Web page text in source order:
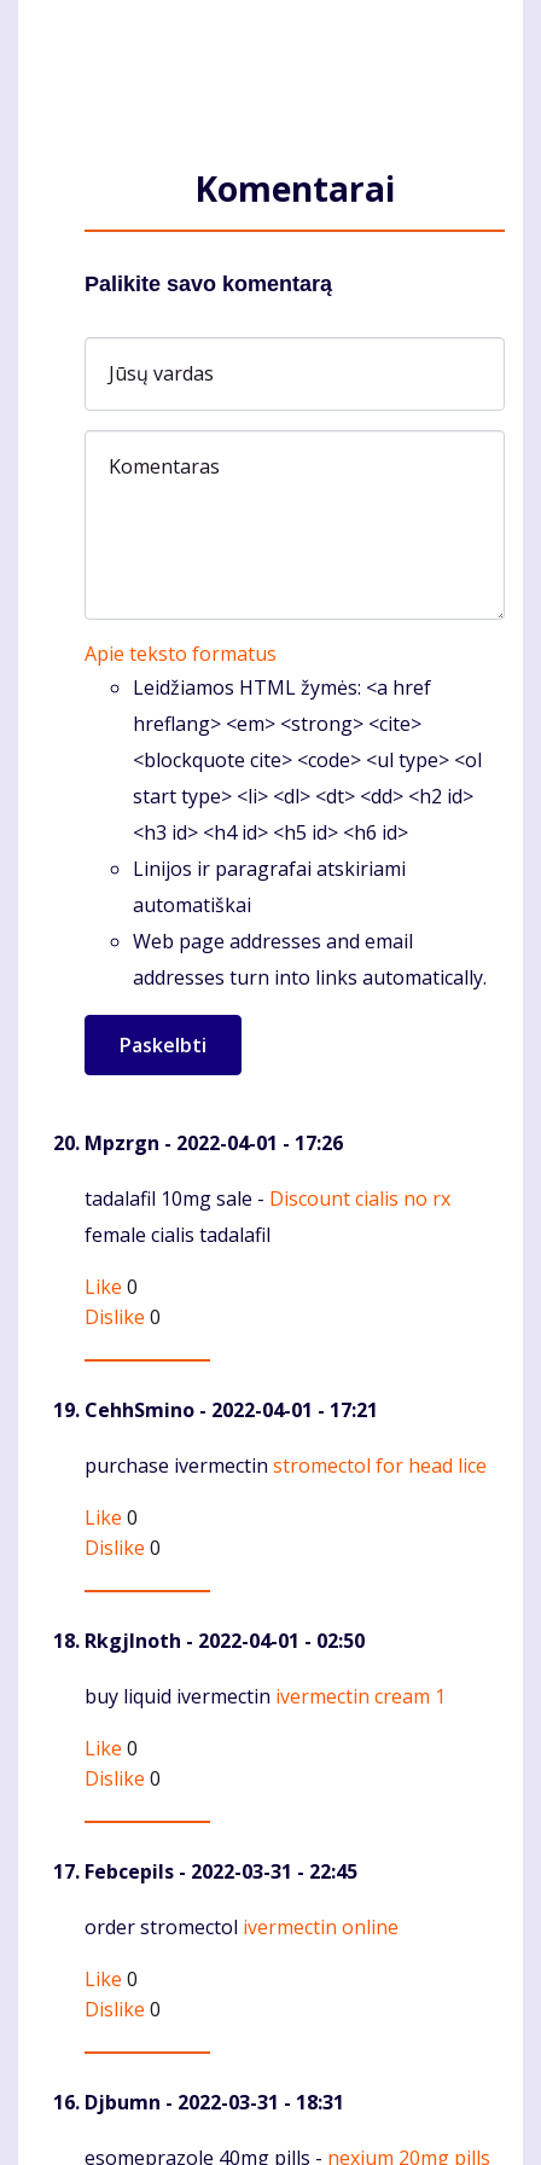
Komentarai
Palikite savo komentarą
Jūsų vardas
Komentaras
Apie teksto formatus
Leidžiamos HTML žymės: <a href
hreflang> <em> <strong> <cite>
<blockquote cite> <code> <ul type> <ol
start type> <li> <dl> <dt> <dd> <h2 id>
<h3 id> <h4 id> <h5 id> <h6 id>
Linijos ir paragrafai atskiriami
automatiškai
Web page addresses and email
addresses turn into links automatically.
Mpzrgn - 2022-04-01 - 17:26
Komentaras
tadalafil 10mg sale - Discount cialis no rx
female cialis tadalafil
Like 0
Dislike 0
CehhSmino - 2022-04-01 - 17:21
Komentaras
purchase ivermectin stromectol for head lice
Like 0
Dislike 0
RkgjInoth - 2022-04-01 - 02:50
Komentaras
buy liquid ivermectin ivermectin cream 1
Like 0
Dislike 0
Febcepils - 2022-03-31 - 22:45
Komentaras
order stromectol ivermectin online
Like 0
Dislike 0
Djbumn - 2022-03-31 - 18:31
esomeprazole 40mg pills - nexium 20mg pills